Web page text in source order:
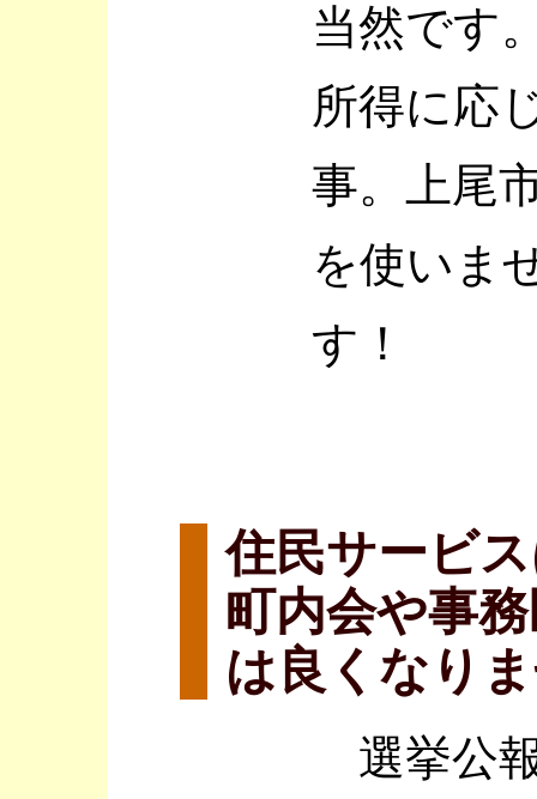
当然です
所得に応
事。上尾
を使いま
す！
住民サービ
町内会や事
は良くなり
選挙公